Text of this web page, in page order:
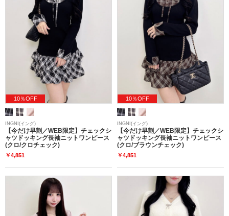
10％OFF
INGNI(イング)
【今だけ早割／WEB限定】チェックシ
ャツドッキング長袖ニットワンピース
(クロ/クロチェック)
￥4,851
10％OFF
INGNI(イング)
【今だけ早割／WEB限定】チェックシ
ャツドッキング長袖ニットワンピース
(クロ/ブラウンチェック)
￥4,851